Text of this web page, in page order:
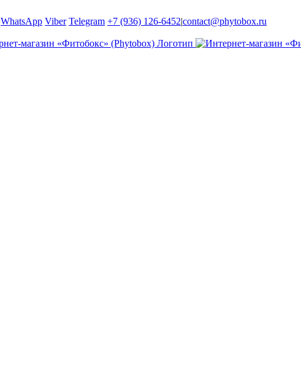
WhatsApp Viber Telegram +7 (936) 126-6452|contact@phytobox.ru